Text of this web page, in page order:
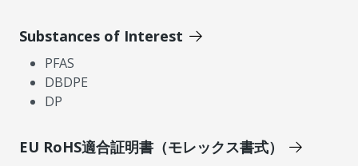
Substances of Interest
PFAS
DBDPE
DP
EU RoHS適合証明書（モレックス書式）